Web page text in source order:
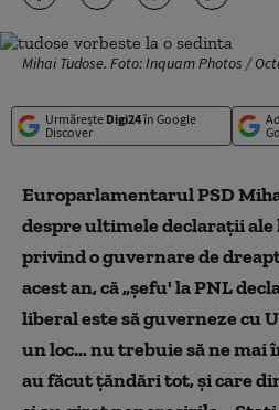
Mihai Tudose. Foto: Inquam Photos /
Urmărește Digi24în Google
Discover
Europarlamentarul PSD
despre ultimele declaraţii ale
privind o guvernare de
acest an, că „şefu' la PNL
liberal este să guverneze cu
un loc… nu trebuie să ne mai
au făcut ţăndări tot, şi care